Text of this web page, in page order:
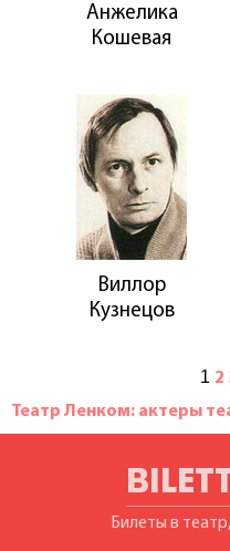
Анжелика
Кошевая
Виллор
Кузнецов
1 2
Театр Ленком: актеры
Билеты в